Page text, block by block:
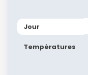
Jour
Températures